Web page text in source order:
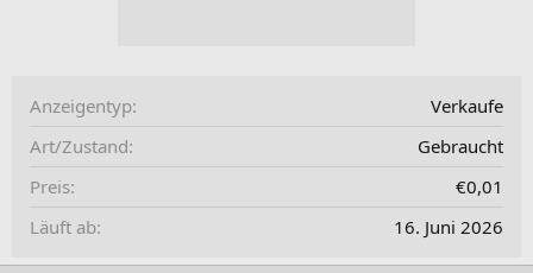
Anzeigentyp
Verkaufe
Art/Zustand
Gebraucht
Preis
€0,01
Läuft ab
16. Juni 2026